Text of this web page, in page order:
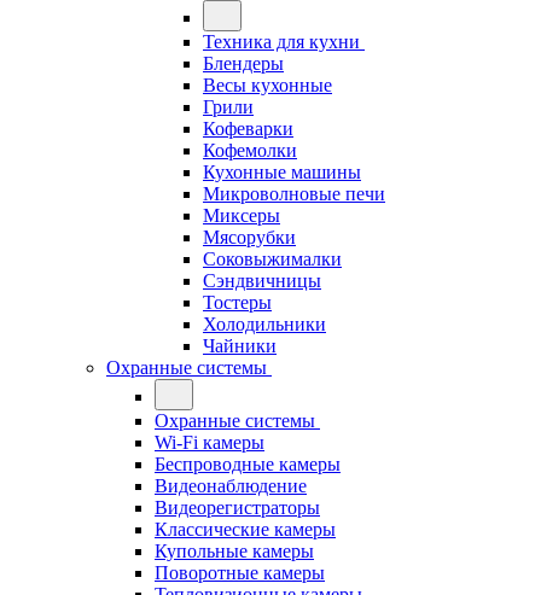
Техника для кухни
Блендеры
Весы кухонные
Грили
Кофеварки
Кофемолки
Кухонные машины
Микроволновые печи
Миксеры
Мясорубки
Соковыжималки
Сэндвичницы
Тостеры
Холодильники
Чайники
Охранные системы
Охранные системы
Wi-Fi камеры
Беспроводные камеры
Видеонаблюдение
Видеорегистраторы
Классические камеры
Купольные камеры
Поворотные камеры